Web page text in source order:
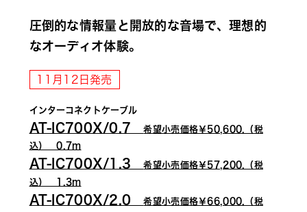
圧倒的な情報量と開放的な音場で、理想的
なオーディオ体験。
11月12日発売
インターコネクトケーブル
AT-IC700X/0.7 希望小売価格￥50,600.（税
込）　0.7m
AT-IC700X/1.3 希望小売価格￥57,200.（税
込）　1.3m
AT-IC700X/2.0 希望小売価格￥66,000.（税